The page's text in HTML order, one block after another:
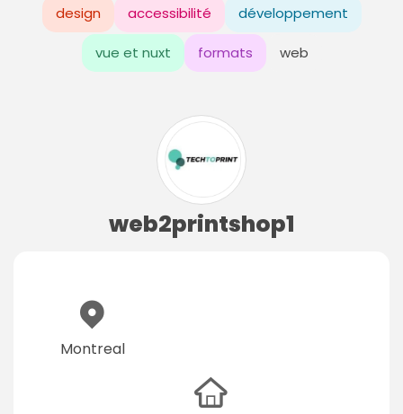
design accessibilité développement
vue et nuxt formats web
web2printshop1
Montreal